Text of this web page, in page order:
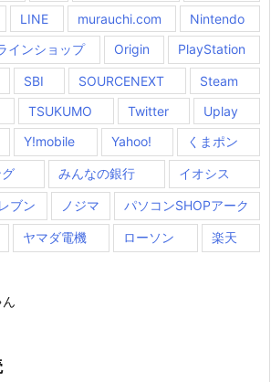
LINE murauchi.com
Nintendo
インショップ Origin PlayStation
SBI SOURCENEXT
Steam
TSUKUMO Twitter
Uplay
Y!mobile Yahoo! くまポン
みんなの銀行 イオシス
ブン ノジマ パソコンSHOPアーク
ヤマダ電機 ローソン 楽天